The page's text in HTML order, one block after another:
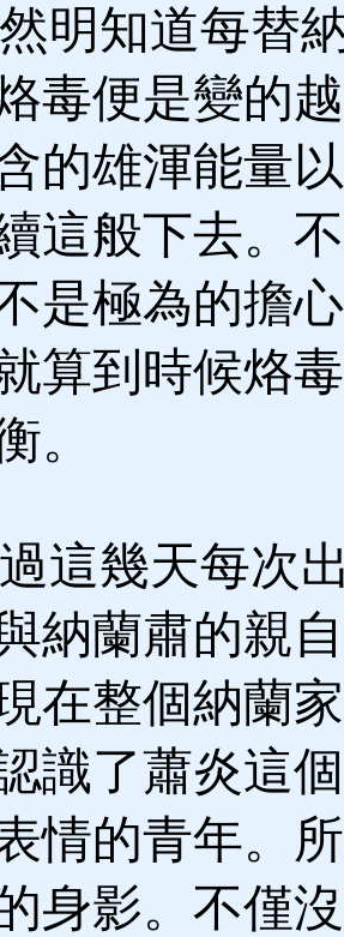
明知道每替
毒便是變的
的雄渾能量
這般下去。
是極為的擔
算到時候烙
。
這幾天每次
納蘭肅的親
在整個納蘭
識了蕭炎這
情的青年。
身影。不僅